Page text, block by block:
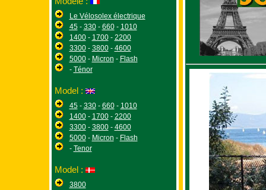
Le Vélosolex électrique
45- 330- 660- 1010
1400- 1700- 2200
3300- 3800- 4600
5000- Micron - Flash
- Ténor
Model :
45- 330- 660- 1010
1400- 1700- 2200
3300- 3800- 4600
5000- Micron - Flash
- Tenor
Model :
3800